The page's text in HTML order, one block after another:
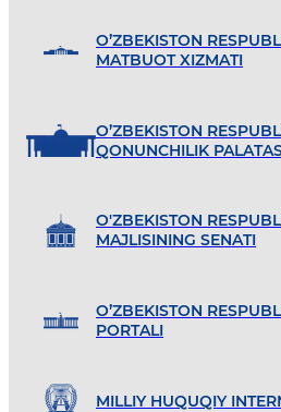
O’ZBEKISTON
MATBUOT XIZMATI
O’ZBEKISTON
QONUNCHILIK
O'ZBEKISTON
MAJLISINING SENATI
O’ZBEKISTON
PORTALI
MILLIY HUQUQIY